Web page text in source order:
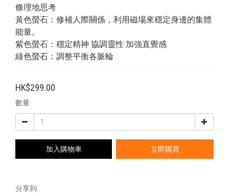
條理地思考
黃色螢石：修補人際關係，利用磁場來穩定身邊的集體
能量。
紫色螢石：穩定精神 協調靈性 加強直覺感
綠色螢石：調整平衡各脈輪
HK$299.00
數量
加入購物車 立即購買
分享到